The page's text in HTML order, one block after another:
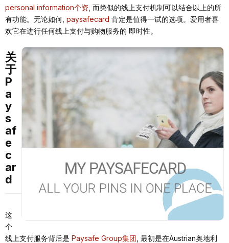
personal information个资 , ⽽类似的线上⽀付机制可以结合以上的所
有功能。⽆论如何, paysafecard 肯定是值得⼀试的选项。爱⽤者喜
欢它在进⾏任何线上⽀付与购物服务的 即时性。
关
于
P
a
y
s
af
e
c
ar
d
这
个
线上⽀付服务背后是 Paysafe Group集团 , 最初是在Austrian奥地利